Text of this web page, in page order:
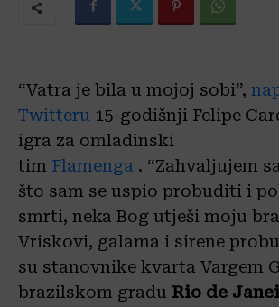
“Vatra je bila u mojoj sobi”,
Twitteru 15-godišnji Felipe
igra za omladinski
tim Flamenga . “Zahvaljujem
što sam se uspio probuditi i
smrti, neka Bog utješi moju
Vriskovi, galama i sirene
su stanovnike kvarta Vargem
brazilskom gradu Rio de